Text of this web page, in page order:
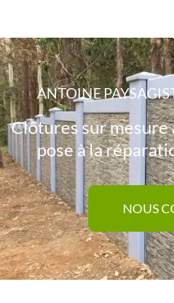
ANTOINE
Clôtures sur mesure
pose à la
NOUS